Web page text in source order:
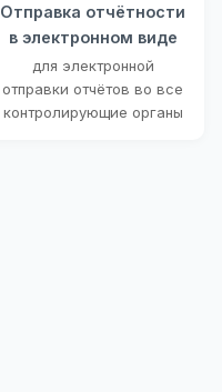
Отправка отчётности
в электронном виде
для электронной
отправки отчётов во все
контролирующие органы